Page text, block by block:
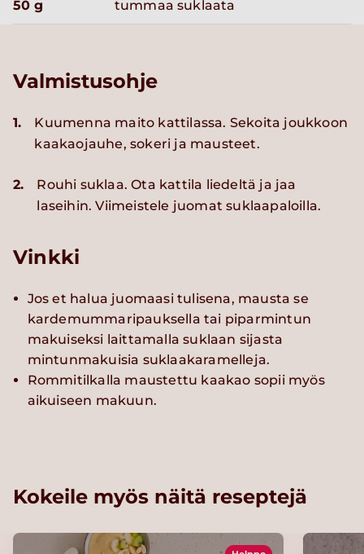
50 g tummaa suklaata
Valmistusohje
1.
Kuumenna maito kattilassa. Sekoita joukkoon
kaakaojauhe, sokeri ja mausteet.
2.
Rouhi suklaa. Ota kattila liedeltä ja jaa
laseihin. Viimeistele juomat suklaapaloilla.
Vinkki
Jos et halua juomaasi tulisena, mausta se
kardemummaripauksella tai piparmintun
makuiseksi laittamalla suklaan sijasta
mintunmakuisia suklaakaramelleja.
Rommitilkalla maustettu kaakao sopii myös
aikuiseen makuun.
Kokeile myös näitä reseptejä